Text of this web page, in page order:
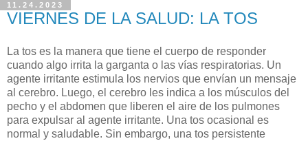
11.24.2023
VIERNES DE LA SALUD: LA TOS
La tos es la manera que tiene el cuerpo de responder
cuando algo irrita la garganta o las vías respiratorias. Un
agente irritante estimula los nervios que envían un mensaje
al cerebro. Luego, el cerebro les indica a los músculos del
pecho y el abdomen que liberen el aire de los pulmones
para expulsar al agente irritante. Una tos ocasional es
normal y saludable. Sin embargo, una tos persistente